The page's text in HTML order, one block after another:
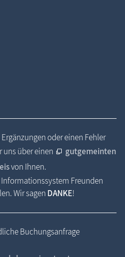
oder einen Fehler
uns über einen
gutgemeinten
von Ihnen.
Freunden
Wir sagen DANKE!
Buchungsanfrage